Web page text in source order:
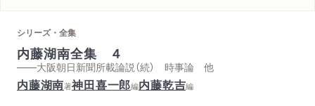
シリーズ・全集
内藤湖南全集 ４
——大阪朝日新聞所載論説（続） 時事論 他
内藤湖南著神田喜一郎編内藤乾吉編